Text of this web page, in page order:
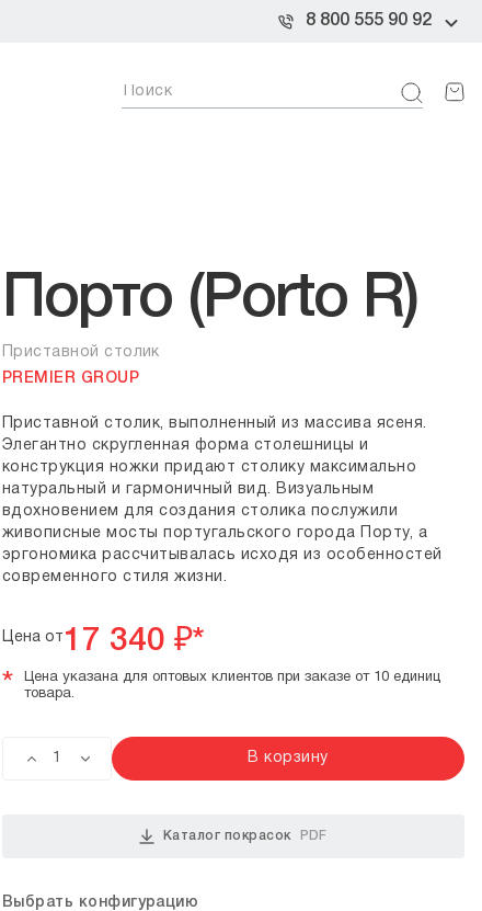
8 800 555 90 92
Порто (Porto R)
Приставной столик
PREMIER GROUP
Приставной столик, выполненный из массива ясеня.
Элегантно скругленная форма столешницы и
конструкция ножки придают столику максимально
натуральный и гармоничный вид. Визуальным
вдохновением для создания столика послужили
живописные мосты португальского города Порту, а
эргономика рассчитывалась исходя из особенностей
современного стиля жизни.
Цена от 17 340 ₽*
*
Цена указана для оптовых клиентов при заказе от 10 единиц
товара.
В корзину
Каталог покрасок PDF
Выбрать конфигурацию